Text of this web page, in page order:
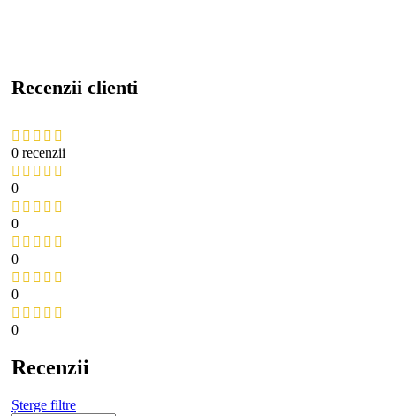
Recenzii clienti
0 recenzii
0
0
0
0
0
Recenzii
Șterge filtre